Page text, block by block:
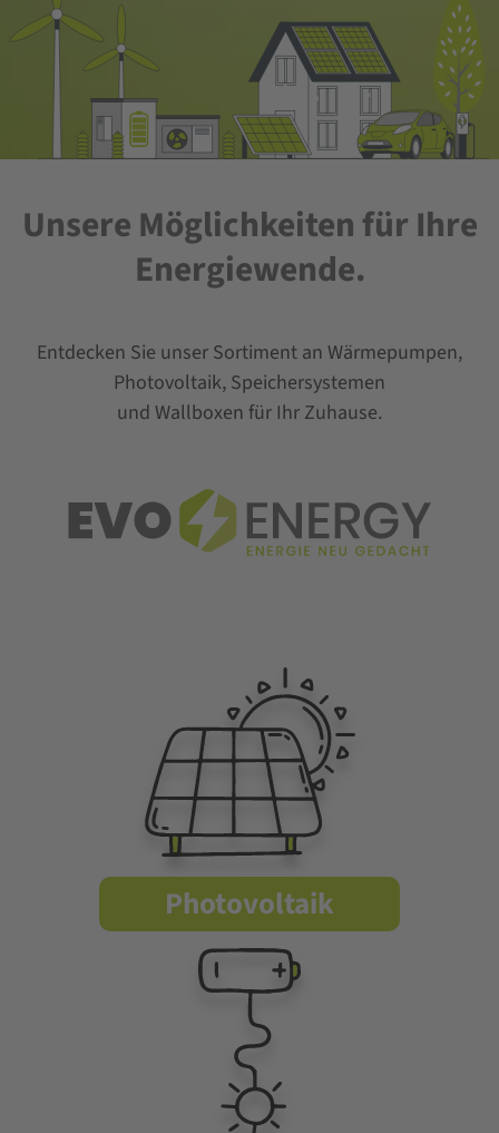
Unsere Möglichkeiten für Ihre
Energiewende.
Entdecken Sie unser Sortiment an Wärmepumpen,
Photovoltaik, Speichersystemen
und Wallboxen für Ihr Zuhause.
Photovoltaik